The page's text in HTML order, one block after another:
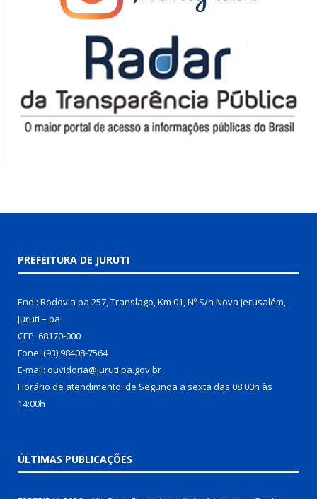
PREFEITURA DE JURUTI
End.: Rodovia pa 257, Translago, Km 01, Nº S/n Nova Jerusalém,
Juruti – pa
CEP: 68170-000
Fone: (93) 98408-7564
E-mail: ouvidoria@juruti.pa.gov.br
Horário de atendimento: de Segunda a sexta das 08:00h às
14:00h
ÚLTIMAS PUBLICAÇÕES